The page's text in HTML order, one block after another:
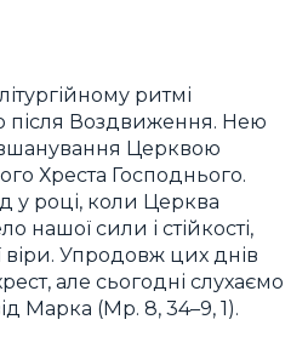
ритмі
після Воздвиження. Нею
Церквою
Хреста Господнього.
у році, коли Церква
нашої сили і стійкості,
Упродовж цих днів
але сьогодні слухаємо
Марка (Мр. 8, 34–9, 1).